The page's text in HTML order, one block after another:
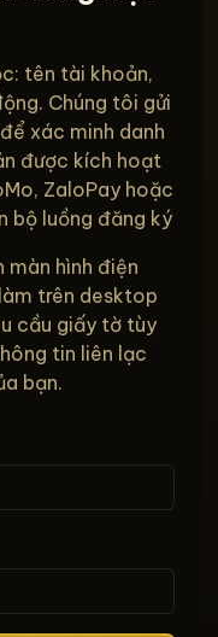
tên tài khoản,
Chúng tôi gửi
xác minh danh
được kích hoạt
ZaloPay hoặc
bộ luồng đăng ký
hình điện
trên desktop
cầu giấy tờ tùy
tin liên lạc
bạn.